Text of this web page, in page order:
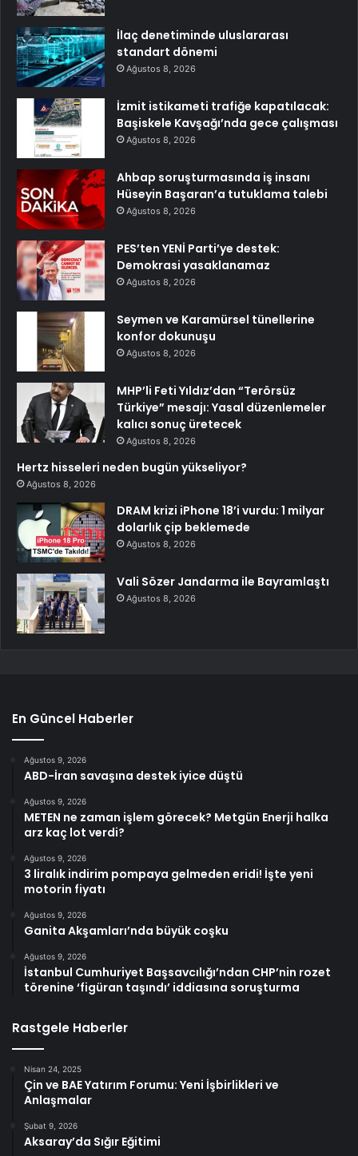
İlaç denetiminde uluslararası
standart dönemi
Ağustos 8, 2026
İzmit istikameti trafiğe kapatılacak:
Başiskele Kavşağı’nda gece çalışması
Ağustos 8, 2026
Ahbap soruşturmasında iş insanı
Hüseyin Başaran’a tutuklama talebi
Ağustos 8, 2026
PES’ten YENİ Parti’ye destek:
Demokrasi yasaklanamaz
Ağustos 8, 2026
Seymen ve Karamürsel tünellerine
konfor dokunuşu
Ağustos 8, 2026
MHP’li Feti Yıldız’dan “Terörsüz
Türkiye” mesajı: Yasal düzenlemeler
kalıcı sonuç üretecek
Ağustos 8, 2026
Hertz hisseleri neden bugün yükseliyor?
Ağustos 8, 2026
DRAM krizi iPhone 18’i vurdu: 1 milyar
dolarlık çip beklemede
Ağustos 8, 2026
Vali Sözer Jandarma ile Bayramlaştı
Ağustos 8, 2026
En Güncel Haberler
Ağustos 9, 2026
ABD-İran savaşına destek iyice düştü
Ağustos 9, 2026
METEN ne zaman işlem görecek? Metgün Enerji halka
arz kaç lot verdi?
Ağustos 9, 2026
3 liralık indirim pompaya gelmeden eridi! İşte yeni
motorin fiyatı
Ağustos 9, 2026
Ganita Akşamları’nda büyük coşku
Ağustos 9, 2026
İstanbul Cumhuriyet Başsavcılığı’ndan CHP’nin rozet
törenine ‘figüran taşındı’ iddiasına soruşturma
Rastgele Haberler
Nisan 24, 2025
Çin ve BAE Yatırım Forumu: Yeni İşbirlikleri ve
Anlaşmalar
Şubat 9, 2026
Aksaray’da Sığır Eğitimi